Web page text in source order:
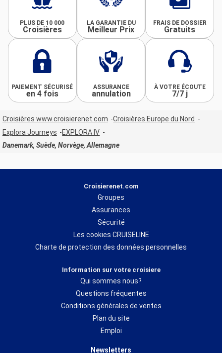
PLUS DE 10 000
Croisières
LA GARANTIE DU
Meilleur Prix
FRAIS DE DOSSIER
Gratuits
PAIEMENT SÉCURISÉ
en 4 fois
ASSURANCE
annulation
À VOTRE ÉCOUTE
7/7 j
Croisières www.croisierenet.com
Croisières Europe du Nord
Explora Journeys
EXPLORA IV
Danemark, Suède, Norvège, Allemagne
Croisierenet.com
Groupes
Assurances
Sécurité
Les cookies CRUISELINE
Charte de protection des données personnelles
Information sur votre croisiere
Qui sommes nous?
Questions fréquentes
Conditions générales de ventes
Plan du site
Emploi
Newsletters